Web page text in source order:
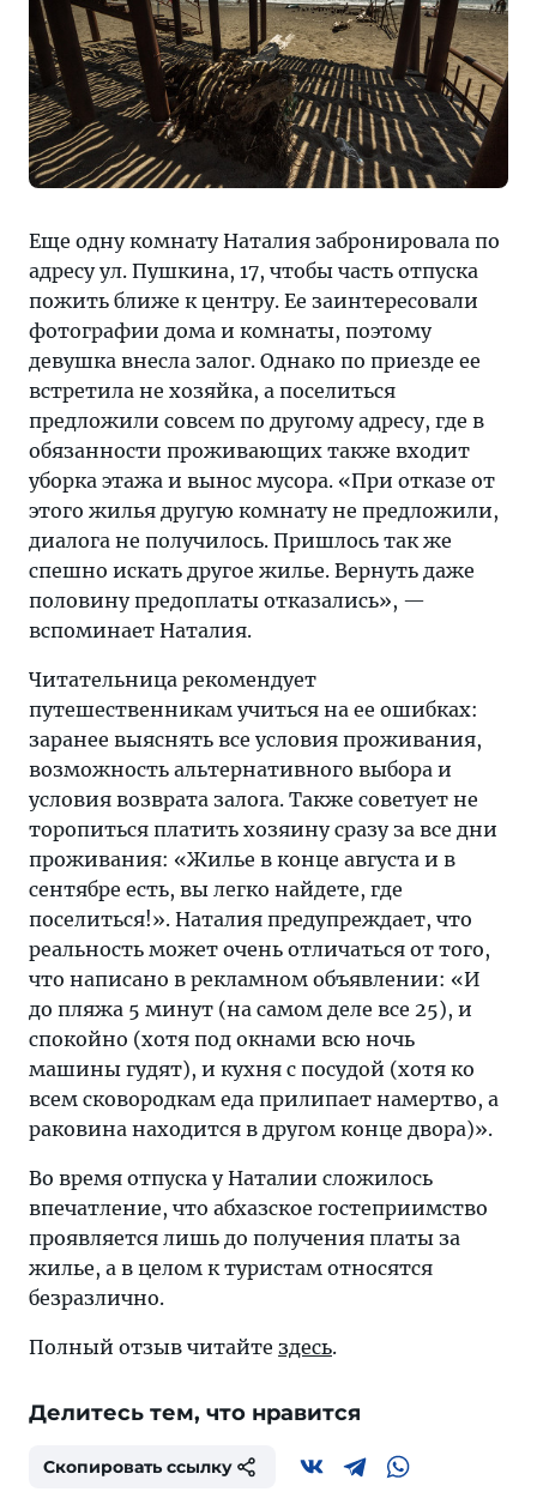
Еще одну комнату Наталия забронировала по
адресу ул. Пушкина, 17, чтобы часть отпуска
пожить ближе к центру. Ее заинтересовали
фотографии дома и комнаты, поэтому
девушка внесла залог. Однако по приезде ее
встретила не хозяйка, а поселиться
предложили совсем по другому адресу, где в
обязанности проживающих также входит
уборка этажа и вынос мусора. «При отказе от
этого жилья другую комнату не предложили,
диалога не получилось. Пришлось так же
спешно искать другое жилье. Вернуть даже
половину предоплаты отказались», —
вспоминает Наталия.
Читательница рекомендует
путешественникам учиться на ее ошибках:
заранее выяснять все условия проживания,
возможность альтернативного выбора и
условия возврата залога. Также советует не
торопиться платить хозяину сразу за все дни
проживания: «Жилье в конце августа и в
сентябре есть, вы легко найдете, где
поселиться!». Наталия предупреждает, что
реальность может очень отличаться от того,
что написано в рекламном объявлении: «И
до пляжа 5 минут (на самом деле все 25), и
спокойно (хотя под окнами всю ночь
машины гудят), и кухня с посудой (хотя ко
всем сковородкам еда прилипает намертво, а
раковина находится в другом конце двора)».
Во время отпуска у Наталии сложилось
впечатление, что абхазское гостеприимство
проявляется лишь до получения платы за
жилье, а в целом к туристам относятся
безразлично.
Полный отзыв читайте здесь.
Делитесь тем, что нравится
Скопировать ссылку